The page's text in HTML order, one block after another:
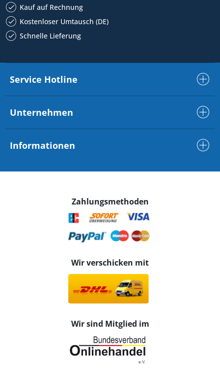
Kauf auf Rechnung
Kostenloser Umtausch (DE)
Schnelle Lieferung
Service Hotline
Unternehmen
Informationen
Zahlungsmethoden
Wir verschicken mit
Wir sind Mitglied im